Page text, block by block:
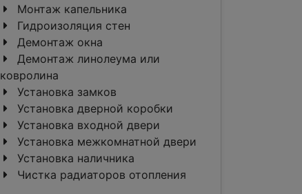
Монтаж капельника
Гидроизоляция стен
Демонтаж окна
Демонтаж линолеума или
ковролина
Установка замков
Установка дверной коробки
Установка входной двери
Установка межкомнатной двери
Установка наличника
Чистка радиаторов отопления